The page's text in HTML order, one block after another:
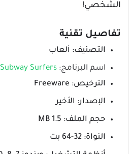
الشخصي!
تفاصيل تقنية
التصنيف: ألعاب
اسم البرنامج: Subway Surfers
الترخيص: Freeware
الإصدار: الأخير
حجم الملف: 1.5 MB
النواة: 32-64 بت